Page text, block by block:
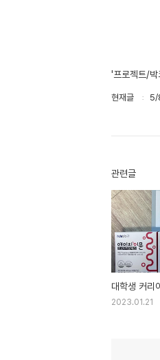
'프로젝트/박
현재글 5/
관련글
대학생 커리
2023.01.21